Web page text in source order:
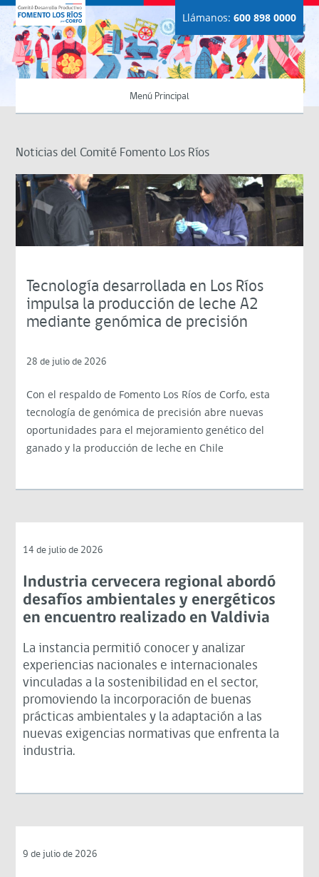
Llámanos: 600 898 0000
Menú Principal
Noticias del Comité Fomento Los Ríos
Tecnología desarrollada en Los Ríos
impulsa la producción de leche A2
mediante genómica de precisión
28 de julio de 2026
Con el respaldo de Fomento Los Ríos de Corfo, esta
tecnología de genómica de precisión abre nuevas
oportunidades para el mejoramiento genético del
ganado y la producción de leche en Chile
14 de julio de 2026
Industria cervecera regional abordó
desafíos ambientales y energéticos
en encuentro realizado en Valdivia
La instancia permitió conocer y analizar
experiencias nacionales e internacionales
vinculadas a la sostenibilidad en el sector,
promoviendo la incorporación de buenas
prácticas ambientales y la adaptación a las
nuevas exigencias normativas que enfrenta la
industria.
9 de julio de 2026